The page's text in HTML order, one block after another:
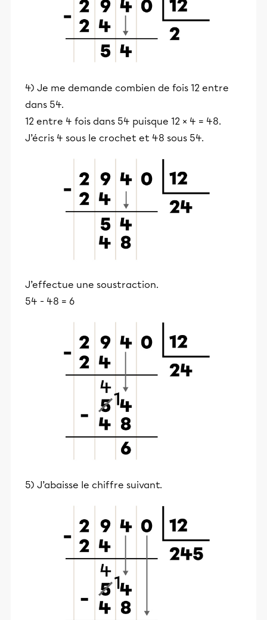
4) Je me demande combien de fois 12 entre
dans 54.
12 entre 4 fois dans 54 puisque 12 × 4 = 48.
J’écris 4 sous le crochet et 48 sous 54.
J’effectue une soustraction.
54 - 48 = 6
5) J’abaisse le chiffre suivant.